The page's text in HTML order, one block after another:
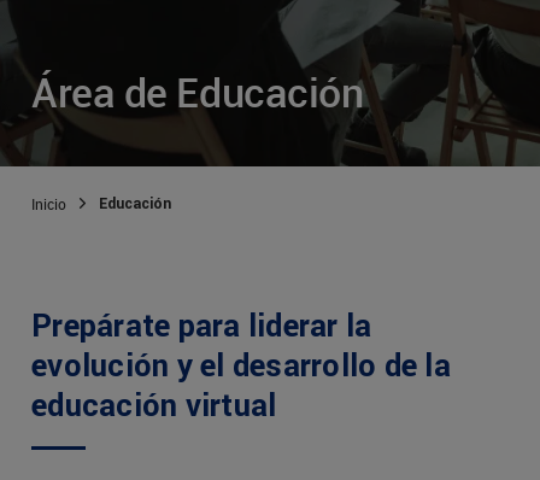
Área de Educación
Inicio Educación
Prepárate para liderar la
evolución y el desarrollo de la
educación virtual